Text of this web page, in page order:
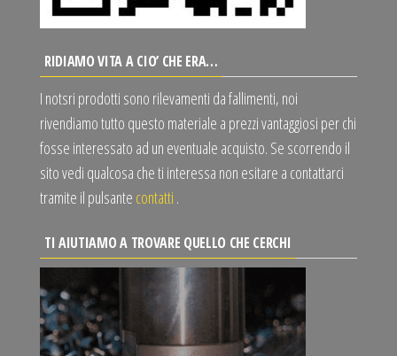
RIDIAMO VITA A CIO’ CHE ERA…
I notsri prodotti sono rilevamenti da fallimenti, noi
rivendiamo tutto questo materiale a prezzi vantaggiosi per chi
fosse interessato ad un eventuale acquisto. Se scorrendo il
sito vedi qualcosa che ti interessa non esitare a contattarci
tramite il pulsante contatti .
TI AIUTIAMO A TROVARE QUELLO CHE CERCHI